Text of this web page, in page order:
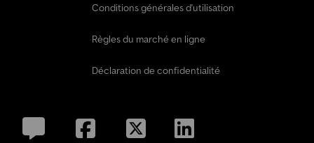
Conditions générales d'utilisation
Règles du marché en ligne
Déclaration de confidentialité